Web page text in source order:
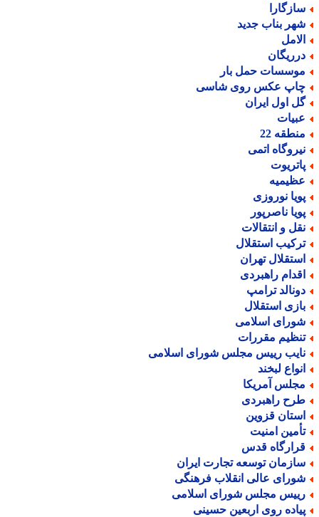
بناب جدید
حمل بار
عکس روی شاسی
اول ایران
22
اتمی
نوروزی
ناصرپور
و انتقالات
استقلال
تهران
راهبردی
ترامپ
استقلال
اسلامی
مقررات
رییس مجلس شورای اسلامی
لبخند
آمریکا
راهبردی
قزوین
امنیت
قدس
توسعه تجارت ایران
عالی انقلاب فرهنگی
مجلس شورای اسلامی
روی اربعین حسینی